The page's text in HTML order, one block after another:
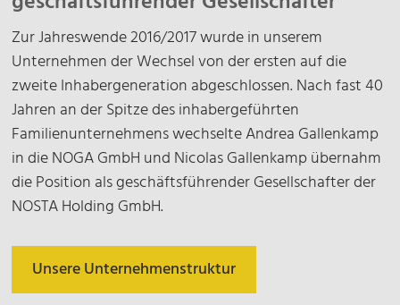
Zur Jahreswende 2016/2017 wurde in unserem
Unternehmen der Wechsel von der ersten auf die
zweite Inhabergeneration abgeschlossen. Nach fast 40
Jahren an der Spitze des inhabergeführten
Familienunternehmens wechselte Andrea Gallenkamp
in die NOGA GmbH und Nicolas Gallenkamp übernahm
die Position als geschäftsführender Gesellschafter der
NOSTA Holding GmbH.
Unsere Unternehmenstruktur